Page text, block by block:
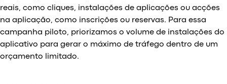
reais, como cliques, instalações de aplicações ou acções
na aplicação, como inscrições ou reservas. Para essa
campanha piloto, priorizamos o volume de instalações do
aplicativo para gerar o máximo de tráfego dentro de um
orçamento limitado.